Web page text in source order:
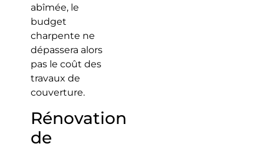
abîmée, le
budget
charpente ne
dépassera alors
pas le coût des
travaux de
couverture.
Rénovation
de